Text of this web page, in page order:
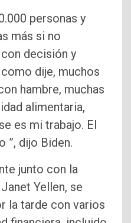
personas y
más si no
decisión y
dije, muchos
hambre, muchas
alimentaria,
es mi trabajo. El
”, dijo Biden.
junto con la
Yellen, se
la tarde con varios